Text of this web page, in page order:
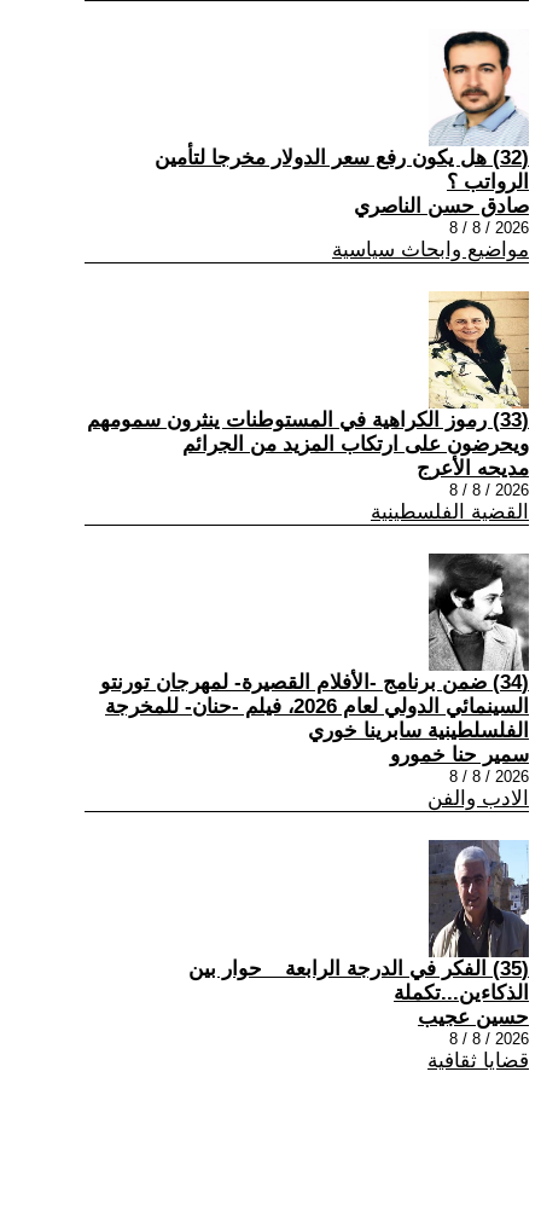
(32) هل يكون رفع سعر الدولار مخرجا لتأمين
الرواتب ؟
صادق حسن الناصري
2026 / 8 / 8
مواضيع وابحاث سياسية
(33) رموز الكراهية في المستوطنات ينثرون سمومهم
ويحرضون على ارتكاب المزيد من الجرائم
مديحه الأعرج
2026 / 8 / 8
القضية الفلسطينية
(34) ضمن برنامج -الأفلام القصيرة- لمهرجان تورنتو
السينمائي الدولي لعام 2026، فيلم -حنان- للمخرجة
الفلسلطينية سابرينا خوري
سمير حنا خمورو
2026 / 8 / 8
الادب والفن
(35) الفكر في الدرجة الرابعة _ حوار بين
الذكاءين...تكملة
حسين عجيب
2026 / 8 / 8
قضايا ثقافية